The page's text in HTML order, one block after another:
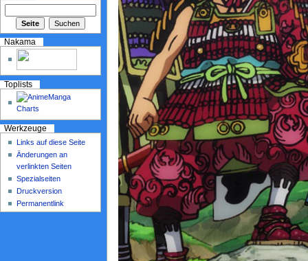
Nakama
Toplists
Werkzeuge
Links auf diese Seite
Änderungen an
verlinkten Seiten
Spezialseiten
Druckversion
Permanentlink